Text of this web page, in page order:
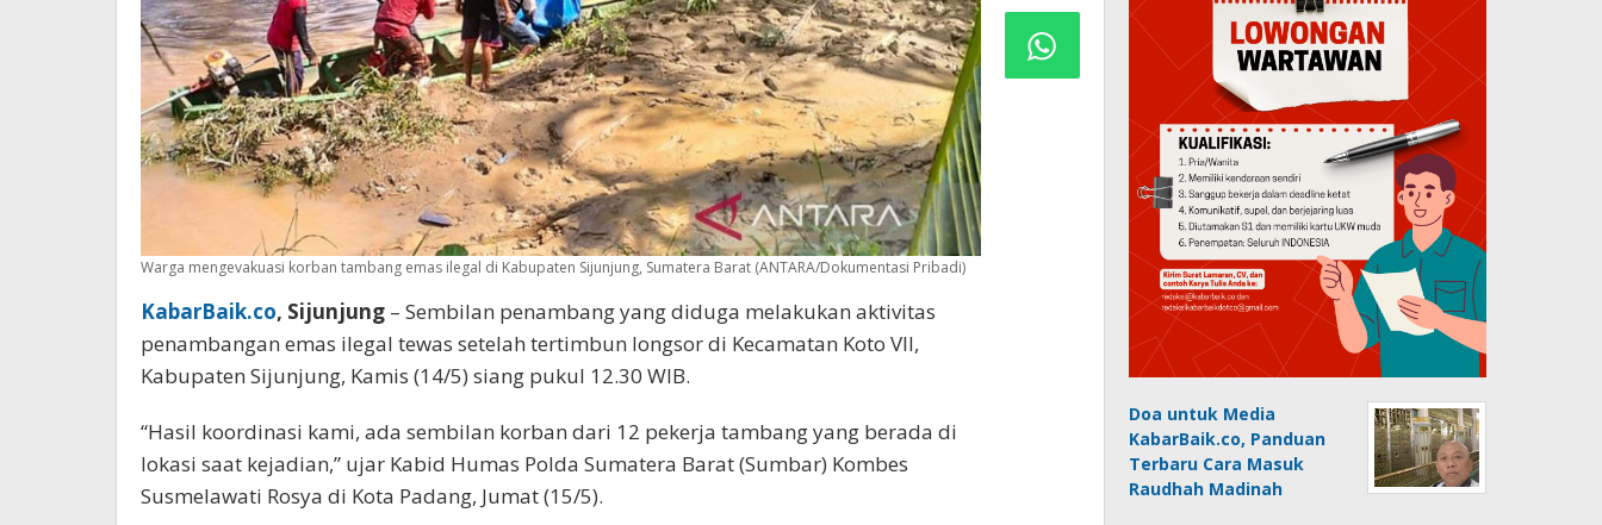
Warga mengevakuasi korban tambang emas ilegal di Kabupaten Sijunjung, Sumatera Barat (ANTARA/Dokumentasi Pribadi)
KabarBaik.co, Sijunjung – Sembilan penambang yang diduga melakukan aktivitas
penambangan emas ilegal tewas setelah tertimbun longsor di Kecamatan Koto VII,
Kabupaten Sijunjung, Kamis (14/5) siang pukul 12.30 WIB.
“Hasil koordinasi kami, ada sembilan korban dari 12 pekerja tambang yang berada di
lokasi saat kejadian,” ujar Kabid Humas Polda Sumatera Barat (Sumbar) Kombes
Susmelawati Rosya di Kota Padang, Jumat (15/5).
Doa untuk Media
KabarBaik.co, Panduan
Terbaru Cara Masuk
Raudhah Madinah